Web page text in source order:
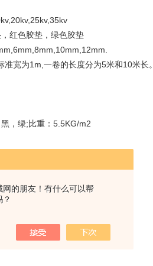
网的朋友！有什么可以帮
？
红色胶垫，绿色胶垫
宽为1m,一卷的长度分为5米和10米长。
，绿;比重：5.5KG/m2
，绿;比重：9KG/m2
，绿;比重：9KG/m2
，绿;比重：11KG/m2
，绿;比重：14.5KG/m2